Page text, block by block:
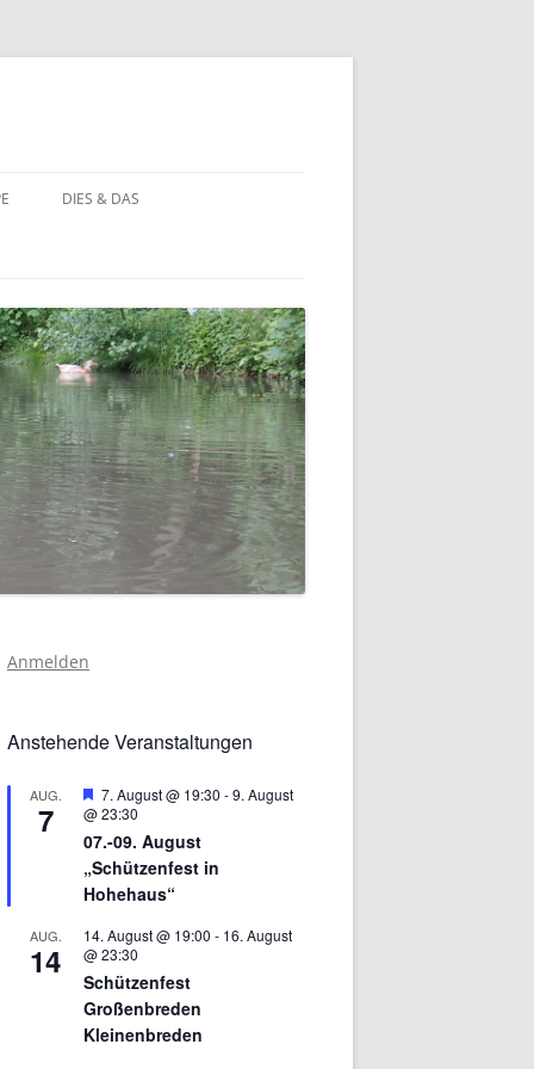
DIES & DAS
NATUR ERLEBEN
UNWETTER IN HOHEHAUS
Anmelden
Anstehende Veranstaltungen
AUG.
7
Hervorgehoben
7. August @ 19:30 -9. August
@ 23:30
07.-09. August
„Schützenfest in
Hohehaus“
AUG.
14
14. August @ 19:00 - 16. August
@ 23:30
Schützenfest
Großenbreden
Kleinenbreden